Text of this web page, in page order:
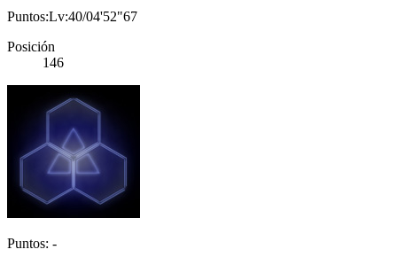
Puntos:Lv:40/04'52"67
Posición
146
Puntos: -